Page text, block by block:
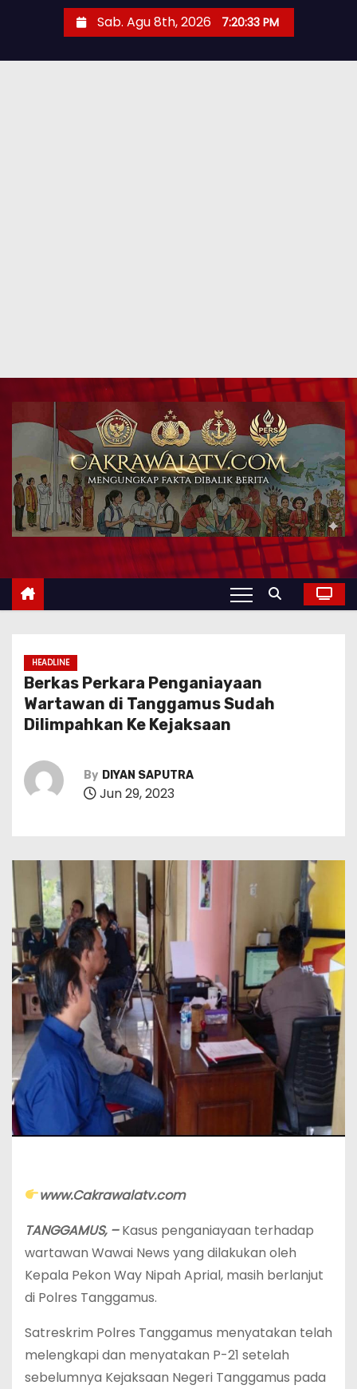
Sab. Agu 8th, 2026 7:20:35 PM
HEADLINE
Berkas Perkara Penganiayaan
Wartawan di Tanggamus Sudah
Dilimpahkan Ke Kejaksaan
By DIYAN SAPUTRA
Jun 29, 2023
www.Cakrawalatv.com
TANGGAMUS, –Kasus penganiayaan terhadap
wartawan Wawai News yang dilakukan oleh
Kepala Pekon Way Nipah Aprial, masih berlanjut
di Polres Tanggamus.
Satreskrim Polres Tanggamus menyatakan telah
melengkapi dan menyatakan P-21 setelah
sebelumnya Kejaksaan Negeri Tanggamus pada